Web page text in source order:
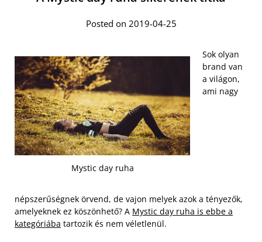
Posted on 2019-04-25
Mystic day ruha
Sok olyan
brand van
a világon,
ami nagy
népszerűségnek örvend, de vajon melyek azok a tényezők,
amelyeknek ez köszönhető? A Mystic day ruha is ebbe a
kategóriába tartozik és nem véletlenül.